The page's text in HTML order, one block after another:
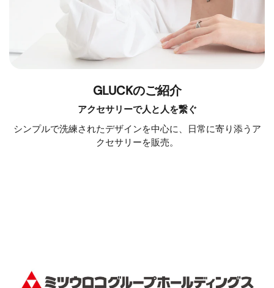
GLUCKのご紹介
アクセサリーで人と人を繋ぐ
シンプルで洗練されたデザインを中心に、日常に寄り添うア
クセサリーを販売。